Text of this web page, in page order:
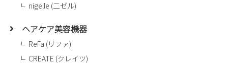
nigelle (二ゼル)
ヘアケア美容機器
ReFa (リファ)
CREATE (クレイツ)